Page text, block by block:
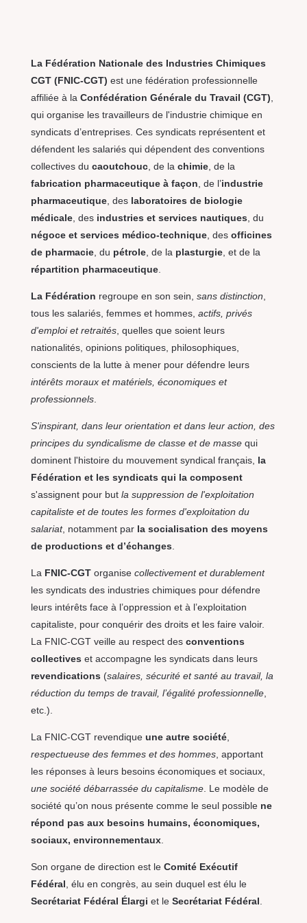
La Fédération Nationale des Industries Chimiques
CGT (FNIC-CGT) est une fédération professionnelle
affiliée à la Confédération Générale du Travail (CGT)
qui organise les travailleurs de l'industrie chimique en
syndicats d’entreprises. Ces syndicats représentent et
défendent les salariés qui dépendent des conventions
collectives du caoutchouc, de la chimie, de la
fabrication pharmaceutique à façon , de l’industrie
pharmaceutique, des laboratoires de biologie
médicale, des industries et services nautiques, du
négoce et services médico-technique, des officines
de pharmacie, du pétrole, de la plasturgie, et de la
répartition pharmaceutique.
La Fédération regroupe en son sein, sans distinction
tous les salariés, femmes et hommes, actifs, privés
d'emploi et retraités, quelles que soient leurs
nationalités, opinions politiques, philosophiques,
conscients de la lutte à mener pour défendre leurs
intérêts moraux et matériels, économiques et
professionnels.
S'inspirant, dans leur orientation et dans leur action, des
principes du syndicalisme de classe et de massequi
dominent l'histoire du mouvement syndical français, la
Fédération et les syndicats qui la composent
s'assignent pour but la suppression de l'exploitation
capitaliste et de toutes les formes d'exploitation du
salariat, notamment par la socialisation des moyens
de productions et d’échanges.
La FNIC-CGTorganise collectivement et durablement
les syndicats des industries chimiques pour défendre
leurs intérêts face à l’oppression et à l’exploitation
capitaliste, pour conquérir des droits et les faire valoir.
La FNIC-CGT veille au respect des conventions
collectiveset accompagne les syndicats dans leurs
revendications(salaires, sécurité et santé au travail, la
réduction du temps de travail, l’égalité professionnelle,
etc.).
La FNIC-CGT revendique une autre société,
respectueuse des femmes et des hommes, apportant
les réponses à leurs besoins économiques et sociaux,
une société débarrassée du capitalisme. Le modèle de
société qu’on nous présente comme le seul possible ne
répond pas aux besoins humains, économiques,
sociaux, environnementaux.
Son organe de direction est le Comité Exécutif
Fédéral , élu en congrès, au sein duquel est élu le
Secrétariat Fédéral Élargi et le Secrétariat Fédéral